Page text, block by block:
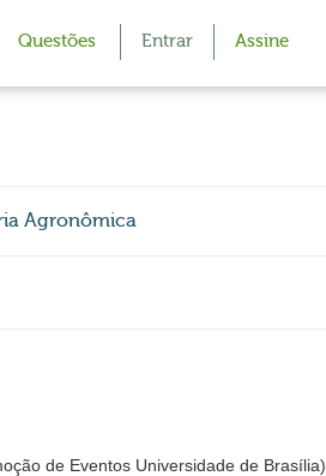
Questões Entrar Assine
Agronômica
de Eventos Universidade de Brasília)